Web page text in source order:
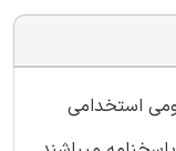
سوال عمومی استخدامی